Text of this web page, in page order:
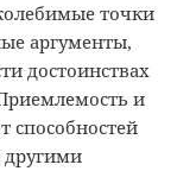
точки
аргументы,
достоинствах
и
способностей
другими